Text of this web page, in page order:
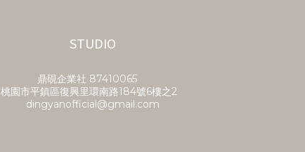
STUDIO
鼎硯企業社​ 87410065
桃園市平鎮區復興里環南路184號6樓之2
dingyanofficial@gmail.com